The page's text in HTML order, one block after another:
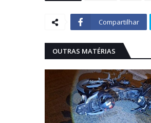
Compartilhar
OUTRAS MATÉRIAS